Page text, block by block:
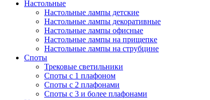
Настольные
Настольные лампы детские
Настольные лампы декоративные
Настольные лампы офисные
Настольные лампы на прищепке
Настольные лампы на струбцине
Споты
Трековые светильники
Споты с 1 плафоном
Споты с 2 плафонами
Споты с 3 и более плафонами